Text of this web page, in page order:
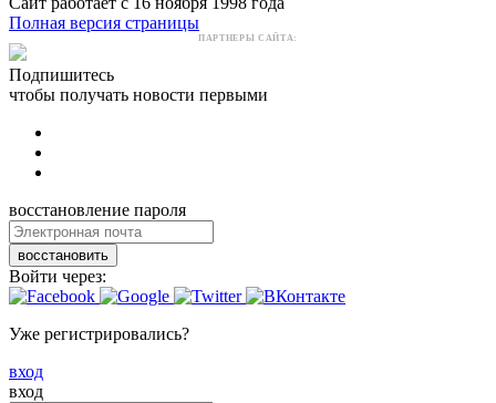
Полная версия страницы
ПАРТНЕРЫ САЙТА:
Подпишитесь
чтобы получать новости первыми
восстановление пароля
восстановить
Войти через:
Уже регистрировались?
вход
вход